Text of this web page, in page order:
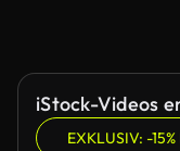
iStock-Videos
EXKLUSIV: -